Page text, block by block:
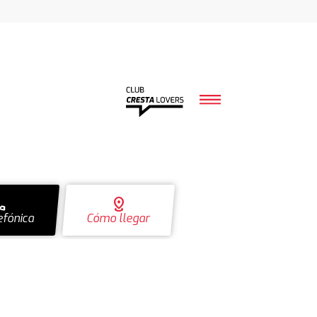
distance
Cómo llegar